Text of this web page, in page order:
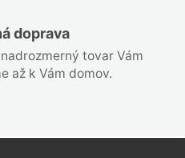
doprava
tovar Vám
až k Vám domov.